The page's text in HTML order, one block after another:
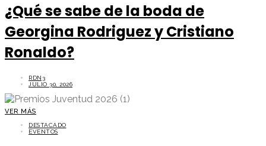
¿Qué se sabe de la boda de
Georgina Rodriguez y Cristiano
Ronaldo?
RDN3
JULIO 30, 2026
VER MÁS
DESTACADO
EVENTOS